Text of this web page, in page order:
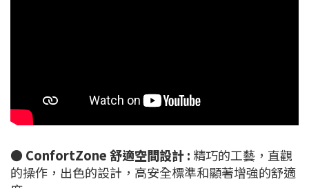
● ConfortZone 舒適空間設計 : 精巧的工藝，直觀
的操作，出色的設計，高安全標準和顯著增強的舒適